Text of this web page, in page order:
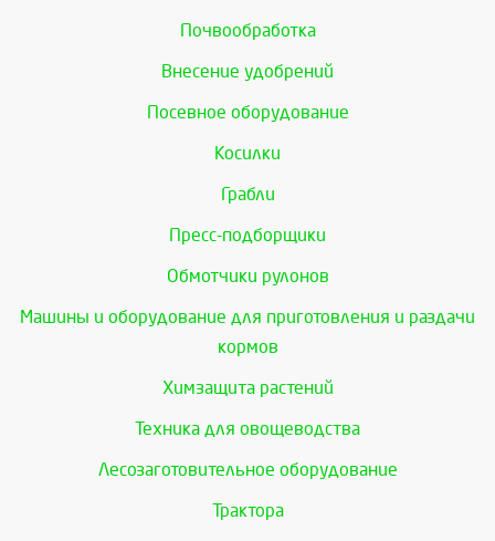
Почвообработка
Внесение удобрений
Посевное оборудование
Косилки
Грабли
Пресс-подборщики
Обмотчики рулонов
Машины и оборудование для приготовления и раздачи
кормов
Химзащита растений
Техника для овощеводства
Лесозаготовительное оборудование
Трактора